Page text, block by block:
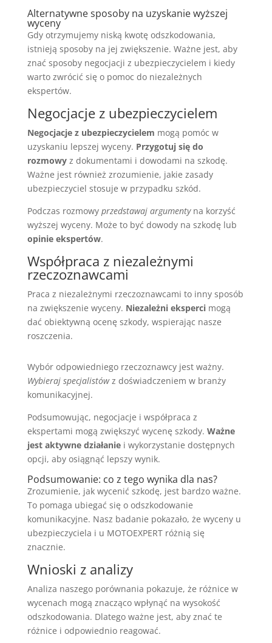
Alternatywne sposoby na uzyskanie wyższej
wyceny
Gdy otrzymujemy niską kwotę odszkodowania,
istnieją sposoby na jej zwiększenie. Ważne jest, aby
znać sposoby negocjacji z ubezpieczycielem i kiedy
warto zwrócić się o pomoc do niezależnych
ekspertów.
Negocjacje z ubezpieczycielem
Negocjacje z ubezpieczycielem mogą pomóc w
uzyskaniu lepszej wyceny. Przygotuj się do
rozmowyz dokumentami i dowodami na szkodę.
Ważne jest również zrozumienie, jakie zasady
ubezpieczyciel stosuje w przypadku szkód.
Podczas rozmowy przedstawaj argumentyna korzyść
wyższej wyceny. Może to być dowody na szkodę lub
opinie ekspertów.
Współpraca z niezależnymi
rzeczoznawcami
Praca z niezależnymi rzeczoznawcami to inny sposób
na zwiększenie wyceny. Niezależni ekspercimogą
dać obiektywną ocenę szkody, wspierając nasze
roszczenia.
Wybór odpowiedniego rzeczoznawcy jest ważny.
Wybieraj specjalistówz doświadczeniem w branży
komunikacyjnej.
Podsumowując, negocjacje i współpraca z
ekspertami mogą zwiększyć wycenę szkody. Ważne
jest aktywne działaniei wykorzystanie dostępnych
opcji, aby osiągnąć lepszy wynik.
Podsumowanie: co z tego wynika dla nas?
Zrozumienie, jak wycenić szkodę, jest bardzo ważne.
To pomaga ubiegać się o odszkodowanie
komunikacyjne. Nasz badanie pokazało, że wyceny u
ubezpieczyciela i u MOTOEXPERT różnią się
znacznie.
Wnioski z analizy
Analiza naszego porównania pokazuje, że różnice w
wycenach mogą znacząco wpłynąć na wysokość
odszkodowania. Dlatego ważne jest, aby znać te
różnice i odpowiednio reagować.